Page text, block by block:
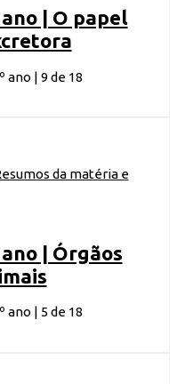
| O papel
ano | 9 de 18
da matéria e
| Órgãos
ano | 5 de 18